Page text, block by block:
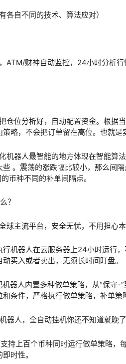
各自不同的技术、算法应对）
ATM/财神自动监控，24小时分析
仓位分析好，自动配置资金。根据
略，不会把订单留在高位。也就是
机器人最智能的地方体现在智能算
。震荡的涨跌幅比较小，那么间
币种不同的补单间隔点。
？
球主流平台，安全无忧，不用担心本
机器人在云服务器上24小时运行
买入或者卖出，无须长时间盯盘。
器人内置多种做单策略，从“保守-
条件，严格执行做单策略，补单策
持上百个币种同时运行做单策略，
时性。